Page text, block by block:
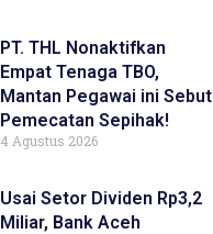
PT. THL Nonaktifkan
Empat Tenaga TBO,
Mantan Pegawai ini Sebut
Pemecatan Sepihak!
4 Agustus 2026
Usai Setor Dividen Rp3,2
Miliar, Bank Aceh